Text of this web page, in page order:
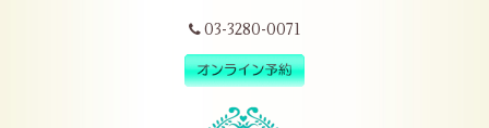
03-3280-0071